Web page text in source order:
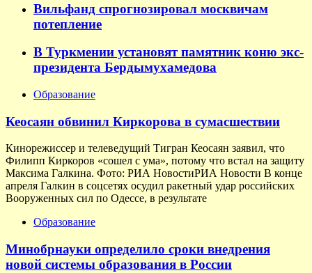
Вильфанд спрогнозировал москвичам
потепление
В Туркмении установят памятник коню экс-
президента Бердымухамедова
Образование
Кеосаян обвинил Киркорова в сумасшествии
Кинорежиссер и телеведущий Тигран Кеосаян заявил, что
Филипп Киркоров «сошел с ума», потому что встал на защиту
Максима Галкина. Фото: РИА НовостиРИА Новости В конце
апреля Галкин в соцсетях осудил ракетный удар российских
Вооруженных сил по Одессе, в результате
Образование
Минобрнауки определило сроки внедрения
новой системы образования в России